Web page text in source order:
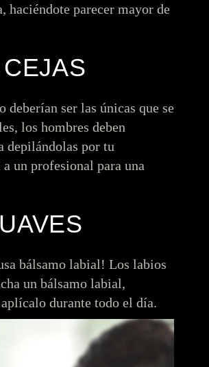
haciéndote parecer mayor de
deberían ser las únicas que se
los hombres deben
depilándolas por tu
un profesional para una
bálsamo labial! Los labios
un bálsamo labial,
durante todo el día.